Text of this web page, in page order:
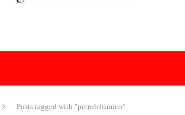
Posts tagged with "petrolchimico"